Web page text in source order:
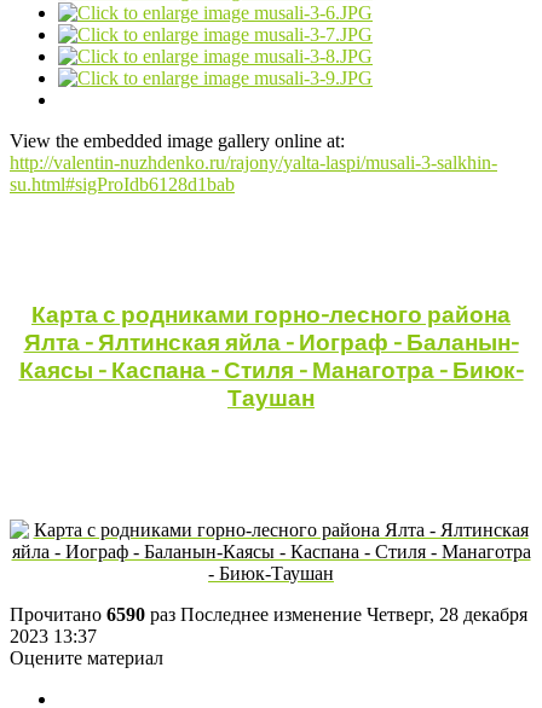
View the embedded image gallery online at:
http://valentin-nuzhdenko.ru/rajony/yalta-laspi/musali-3-salkhin-
su.html#sigProIdb6128d1bab
Карта с родниками горно-лесного района
Ялта - Ялтинская яйла - Иограф - Баланын-
Каясы - Каспана - Стиля - Манаготра - Биюк-
Таушан
Прочитано 6590 раз Последнее изменение Четверг, 28 декабря
2023 13:37
Оцените материал